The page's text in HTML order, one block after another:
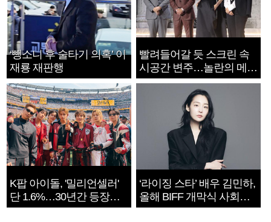
‘뺑소니 후 술타기 의혹’ 이
재룡 재판행
빨려들어갈 듯 스크린 속
시공간 변주…놀란의 메시
지는 ‘전쟁 속죄’
K팝 아이돌, '밀리언셀러'
단 1.6%…30년간 등장
1182개팀 전수조사
‘라이징 스타’ 배우 김민하,
올해 BIFF 개막식 사회자
확정